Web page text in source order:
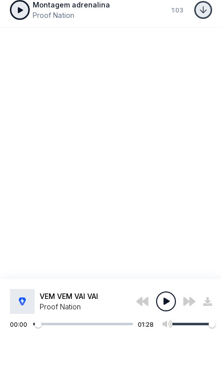
Montagem adrenalina
Proof Nation
1:03
VEM VEM VAI VAI
Proof Nation
00:00 01:28